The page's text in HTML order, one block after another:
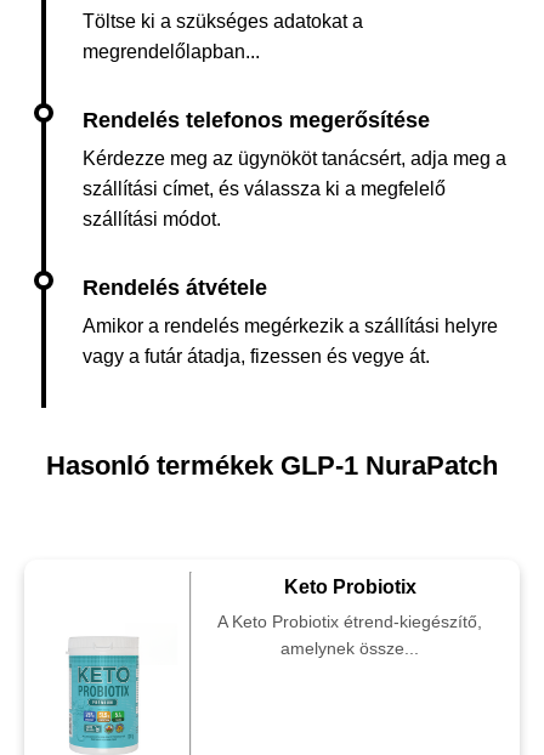
Töltse ki a szükséges adatokat a
megrendelőlapban...
Kérdezze meg az ügynököt tanácsért, adja meg a
szállítási címet, és válassza ki a megfelelő
szállítási módot.
Amikor a rendelés megérkezik a szállítási helyre
vagy a futár átadja, fizessen és vegye át.
Hasonló termékek GLP-1 NuraPatch
Keto Probiotix
A Keto Probiotix étrend-kiegészítő,
amelynek össze...